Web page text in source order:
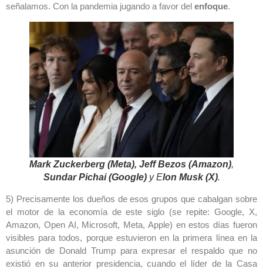
señalamos. Con la pandemia jugando a favor del enfoque.
Mark Zuckerberg (Meta), Jeff Bezos (Amazon),
Sundar Pichai (Google)y Elon Musk (X).
5) Precisamente los dueños de esos grupos que cabalgan sobre
el motor de la economía de este siglo (se repite: Google, X,
Amazon, Open AI, Microsoft, Meta, Apple) en estos días fueron
visibles para todos, porque estuvieron en la primera línea en la
asunción de Donald Trump para expresar el respaldo que no
existió en su anterior presidencia, cuando el líder de la Casa